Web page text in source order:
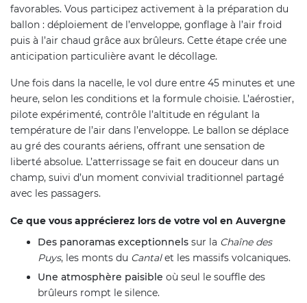
favorables. Vous participez activement à la préparation du
ballon : déploiement de l’enveloppe, gonflage à l’air froid
puis à l’air chaud grâce aux brûleurs. Cette étape crée une
anticipation particulière avant le décollage.
Une fois dans la nacelle, le vol dure entre 45 minutes et une
heure, selon les conditions et la formule choisie. L’aérostier,
pilote expérimenté, contrôle l’altitude en régulant la
température de l’air dans l’enveloppe. Le ballon se déplace
au gré des courants aériens, offrant une sensation de
liberté absolue. L’atterrissage se fait en douceur dans un
champ, suivi d’un moment convivial traditionnel partagé
avec les passagers.
Ce que vous apprécierez lors de votre vol en Auvergne
Des panoramas exceptionnels sur la Chaîne des
Puys, les monts du Cantalet les massifs volcaniques.
Une atmosphère paisible où seul le souffle des
brûleurs rompt le silence.